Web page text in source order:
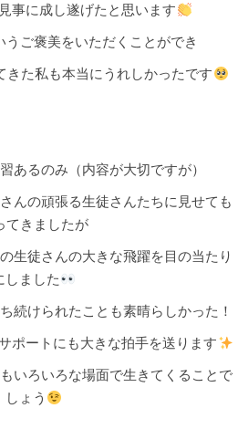
事に成し遂げたと思います
ご褒美をいただくことができ
きた私も本当にうれしかったです
あるのみ（内容が大切ですが）
んの頑張る生徒さんたちに見せても
てきましたが
生徒さんの大きな飛躍を目の当たり
しました
続けられたことも素晴らしかった！
ポートにも大きな拍手を送ります
いろいろな場面で生きてくることで
しょう